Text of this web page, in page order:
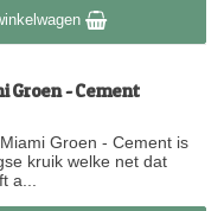
Groen - Cement
Groen - Cement is
kruik welke net dat
a...